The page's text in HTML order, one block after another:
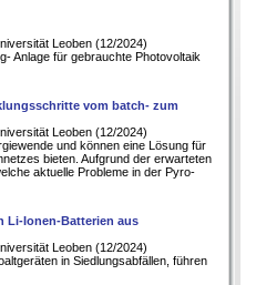
Leoben (12/2024)
Anlage für gebrauchte Photovoltaik
vom batch- zum
Leoben (12/2024)
und können eine Lösung für
bieten. Aufgrund der erwarteten
aktuelle Probleme in der Pyro-
Li-Ionen-Batterien aus
Leoben (12/2024)
in Siedlungsabfällen, führen